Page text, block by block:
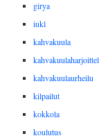
girya
iukl
kahvakuula
kahvakuulaurheilu
kilpailut
kokkola
koulutus